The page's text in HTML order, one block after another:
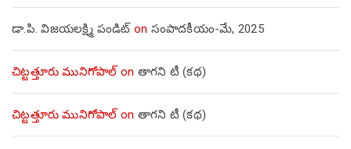
డా.పి. విజయలక్ష్మి పండిట్ on సంపాదకీయం-మే, 2025
చిట్టత్తూరు మునిగోపాల్on తాగని టీ (కథ)
చిట్టత్తూరు మునిగోపాల్on తాగని టీ (కథ)